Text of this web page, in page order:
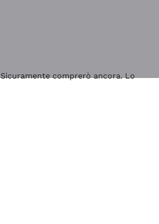
comprerò ancora. Lo